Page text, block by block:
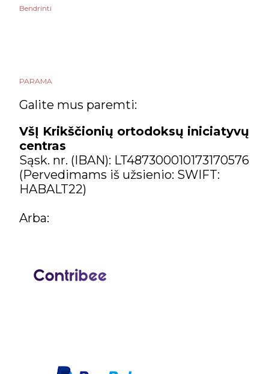
Bendrinti
PARAMA
Galite mus paremti:
VšĮ Krikščionių ortodoksų iniciatyvų
centras
Sąsk. nr. (IBAN): LT487300010173170576
(Pervedimams iš užsienio: SWIFT:
HABALT22)
Arba: